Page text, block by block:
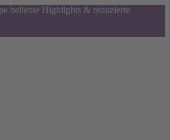
beliebte Highlights & reduzierte